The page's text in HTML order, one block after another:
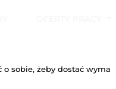
sobie, żeby dostać